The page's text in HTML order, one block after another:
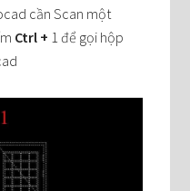
cần Scan một
Ctrl + 1 để gọi hộp